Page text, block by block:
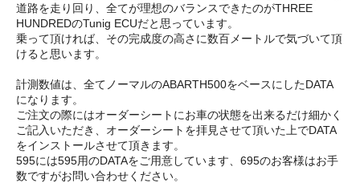
道路を走り回り、全てが理想のバランスできたのがTHREE
HUNDREDのTunig ECUだと思っています。
乗って頂ければ、その完成度の高さに数百メートルで気づいて頂
けると思います。
計測数値は、全てノーマルのABARTH500をベースにしたDATA
になります。
ご注文の際にはオーダーシートにお車の状態を出来るだけ細かく
ご記入いただき、オーダーシートを拝見させて頂いた上でDATA
をインストールさせて頂きます。
595には595用のDATAをご用意しています、695のお客様はお手
数ですがお問い合わせください。